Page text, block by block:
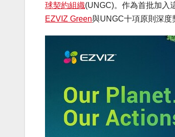
球契約組織(UNGC)。作為首批加入
EZVIZ Green與UNGC十項原則深度